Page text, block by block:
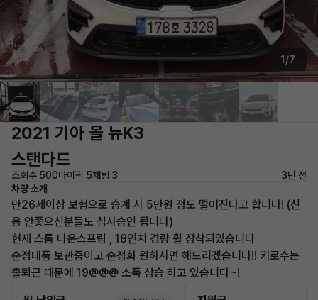
1/7
2021 기아 올 뉴K3
스탠다드
조회수 500마이픽 5채팅 3
3년 전
차량 소개
만26세이상 보험으로 승계 시 5만원 정도 떨어진다고 합니다! (신
용 안좋으신분들도 심사승인 됩니다)
현재 스톰 다운스프링 , 18인치 경량 휠 장착되있습니다
순정대품 보관중이고 순정화 원하시면 해드리겠습니다!! 키로수는
출퇴근 때문에 19@@@ 소폭 상승 하고 있습니다~!